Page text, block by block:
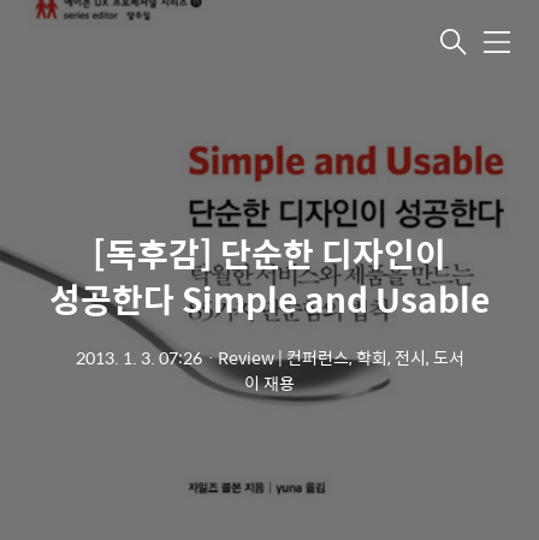
메뉴
[독후감] 단순한 디자인이
성공한다 Simple and Usable
2013. 1. 3. 07:26ㆍReview | 컨퍼런스, 학회, 전시, 도서
이 재용